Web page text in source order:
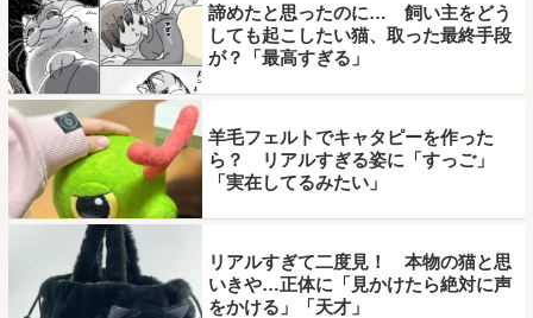
諦めたと思ったのに… 飼い主をどう
しても起こしたい猫、取った最終手段
が？「最高すぎる」
羊毛フェルトでキャタピーを作った
ら？ リアルすぎる姿に「すっご」
「実在してるみたい」
リアルすぎて二度見！ 本物の猫と思
いきや…正体に「見かけたら絶対に声
をかける」「天才」